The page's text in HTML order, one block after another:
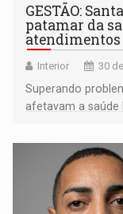
GESTÃO:
patamar da
atendimentos
Interior 30
Superando
afetavam a saúde
Chavantes, a